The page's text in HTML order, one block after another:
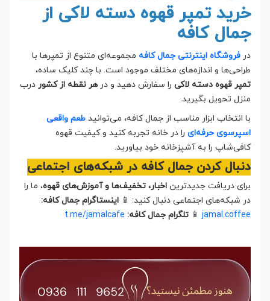
خرید تمپر قهوه دسته لاکی از
جمال کافه
در فروشگاه اینترنتی جمال کافه مجموعه‌ای متنوع از تمپرها با
طراحی‌ها و اندازه‌های مختلف موجود است. با چند کلیک ساده،
تمپر قهوه دسته لاکی را سفارش دهید و درهر نقطه از کشور درب
منزل تحویل بگیرید.
با انتخاب ابزار مناسب از جمال کافه، می‌توانید طعم واقعی
اسپرسوی حرفه‌ای را در خانه تجربه کنید و کیفیت قهوه
کافی‌شاپ را به آشپزخانه خود بیاورید.
دنبال کردن جمال کافه در شبکه‌های اجتماعی
برای دریافت جدیدترین اخبار، تخفیف‌ها و آموزش‌های قهوه، ما را
در شبکه‌های اجتماعی دنبال کنید: 📱 اینستاگرام جمال کافه:
jamal.coffee
📱 تلگرام جمال کافه: t.me/jamalcafe